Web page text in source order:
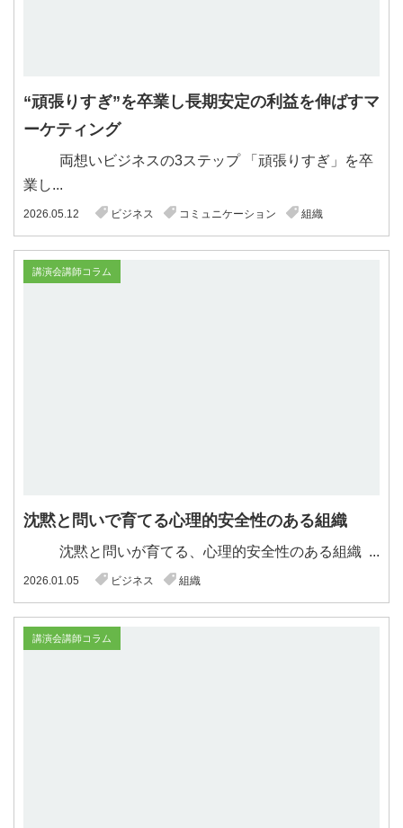
“頑張りすぎ”を卒業し長期安定の利益を伸ばすマ
ーケティング
両想いビジネスの3ステップ 「頑張りすぎ」を卒
業し...
2026.05.12 ビジネス コミュニケーション 組織
講演会講師コラム
沈黙と問いで育てる心理的安全性のある組織
沈黙と問いが育てる、心理的安全性のある組織 ...
2026.01.05 ビジネス 組織
講演会講師コラム